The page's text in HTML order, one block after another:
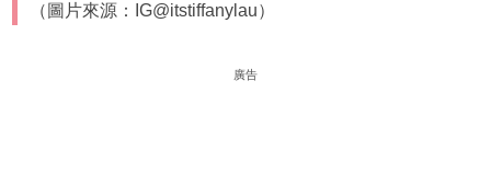
（圖片來源：IG@itstiffanylau）
廣告